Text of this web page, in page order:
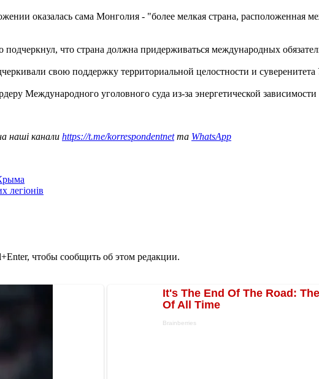
оказалась сама Монголия - "более мелкая страна, расположенная
что страна должна придерживаться международных
свою поддержку территориальной целостности и
Международного уголовного суда из-за энергетической
наші канали https://t.me/korrespondentnetта WhatsApp
легіонів
чтобы сообщить об этом редакции.